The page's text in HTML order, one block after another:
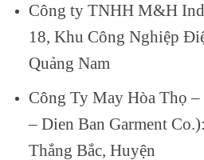
Công ty TNHH M&H
18, Khu Công Nghiệp
Quảng Nam
Công Ty May Hòa Thọ
– Dien Ban Garment
Thắng Bắc, Huyện